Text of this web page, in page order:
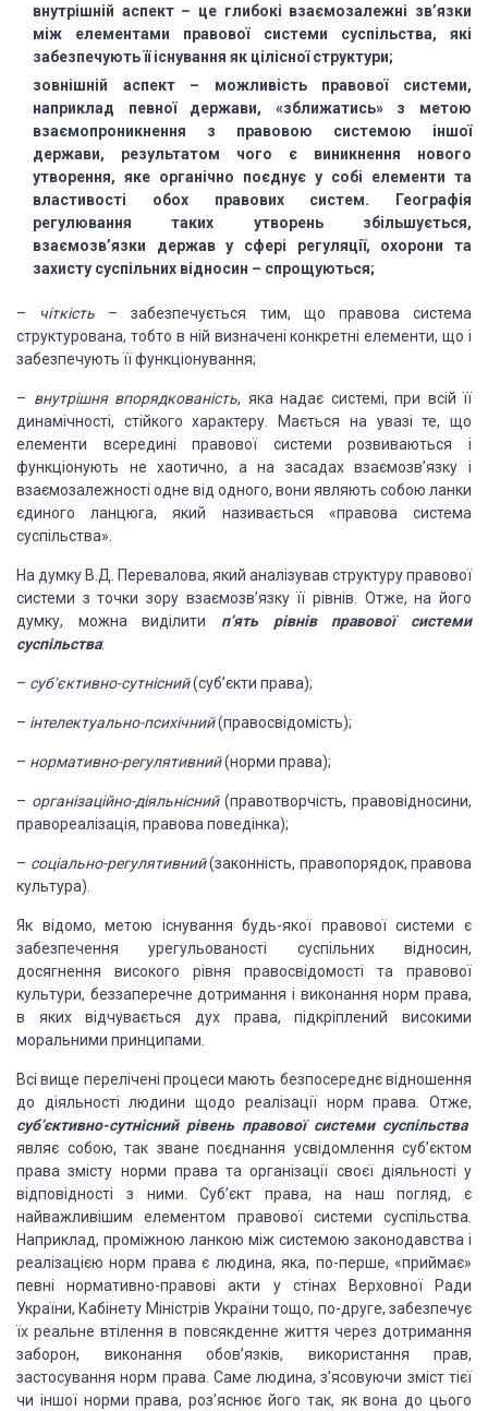
внутрішній аспект – це глибокі взаємозалежні зв’язки
між елементами правової системи суспільства, які
забезпечують її існування як цілісної структури;
зовнішній аспект – можливість правової системи,
наприклад певної держави, «зближатись» з метою
взаємопроникнення з правовою системою іншої
держави, результатом чого є виникнення нового
утворення, яке органічно поєднує у собі елементи та
властивості обох правовихсистем. Географія
регулювання таких утворень збільшується,
взаємозв’язки державу сфері регуляції, охорони та
захисту суспільних відносин – спрощуються;
– чіткість – забезпечується тим, що правова система
структурована, тобто в ній визначені конкретні елементи, що і
забезпечують її функціонування;
– внутрішнявпорядкованість, яка надає системі, при всій її
динамічності, стійкого характеру.
Мається на увазі те, що
елементи всередині правової системи розвиваються і
функціонують не хаотично, а на засадах взаємозв’язку і
взаємозалежності одне від одного, вони являють собою ланки
єдиного ланцюга, який називається «правова система
суспільства».
На думку В.Д. Перевалова, який аналізував структуруправової
системи з точки зору взаємозв’язку її рівнів. Отже, на його
думку, можна виділити п’ять рівнів правової системи
суспільства:
– суб’єктивно-сутнісний(суб’єкти права);
– інтелектуально-психічний(правосвідомість);
– нормативно-регулятивний(норми права);
– організаційно-діяльнісний(правотворчість, правовідносини,
правореалізація, правова поведінка);
– соціально-регулятивний(законність, правопорядок, правова
культура).
Як відомо, метою існування будь-якої правової системи є
забезпечення урегульованості суспільних відносин,
досягнення високого рівня правосвідомості та правової
культури, беззаперечне дотримання і виконання норм права,
в яких відчувається дух права, підкріплений високими
моральними принципами.
Всі вище перелічені процеси мають безпосереднєвідношення
до діяльності людини щодо реалізації норм права. Отже,
суб’єктивно-сутніснийрівень правової системи суспільства
являє собою, так зване поєднання усвідомлення суб’єктом
права змісту норми права та організації своєї діяльності у
відповідності з ними.Суб’єкт права, на наш погляд, є
найважливішим елементом правової системи суспільства.
Наприклад, проміжною ланкою між системою законодавства і
реалізацією норм права є людина, яка, по-перше, «приймає»
певні нормативно-правові акти у стінах Верховної Ради
України, Кабінету Міністрів України тощо, по-друге, забезпечує
їх реальне втілення в повсякденне життя через дотримання
заборон, виконання обов’язків, використання прав,
застосування норм права. Саме людина, з’ясовуючи зміст тієї
чи іншої норми права, роз’яснює його так, як вона до цього